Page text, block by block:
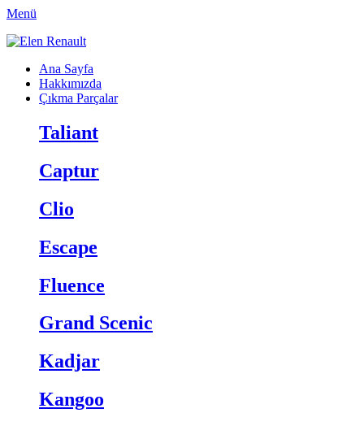
Menü
Ana Sayfa
Hakkımızda
Çıkma Parçalar
Taliant
Captur
Clio
Escape
Fluence
Grand Scenic
Kadjar
Kangoo